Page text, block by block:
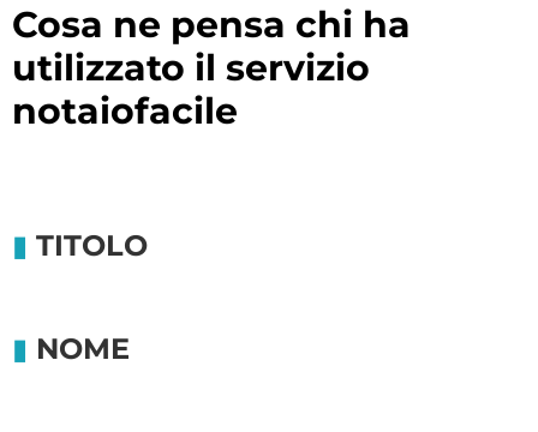
cosa ne pensa chi ha
utilizzato il servizio
notaiofacile
TITOLO
NOME